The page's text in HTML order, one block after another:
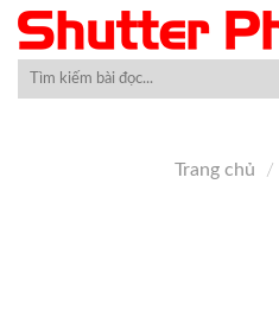
Skip
content
Trang chủ /